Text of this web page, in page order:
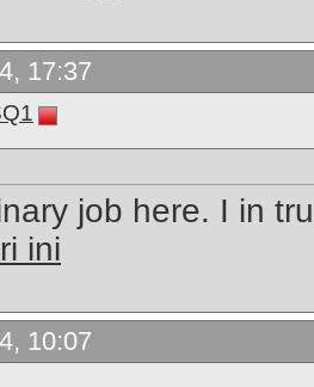
17:37
job here. I in
ini
10:07